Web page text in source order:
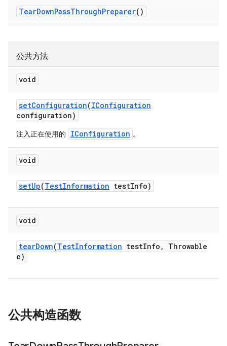
TearDownPassThroughPreparer()
公共方法
void
setConfiguration(IConfiguration
configuration)
注入正在使用的 IConfiguration 。
void
setUp(TestInformation testInfo)
void
tearDown(TestInformation testInfo ,
Throwable
e)
公共构造函数